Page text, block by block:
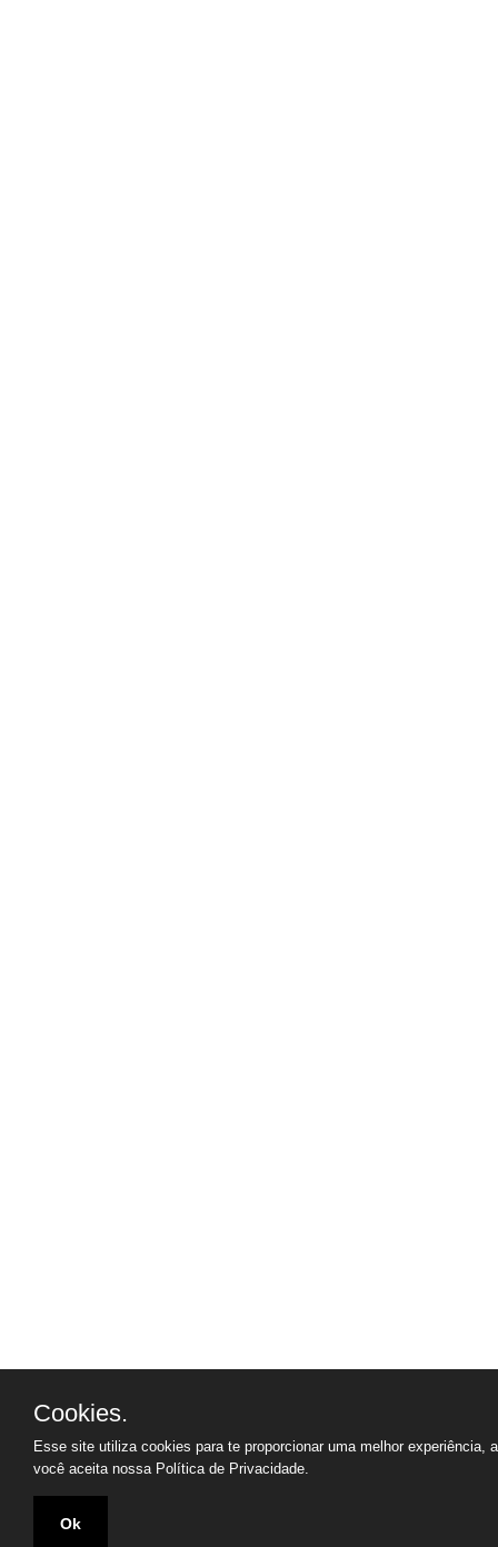
Cookies.
Esse site utiliza cookies para te proporcionar uma melhor experiência,
você aceita nossa Política de Privacidade.
Ok